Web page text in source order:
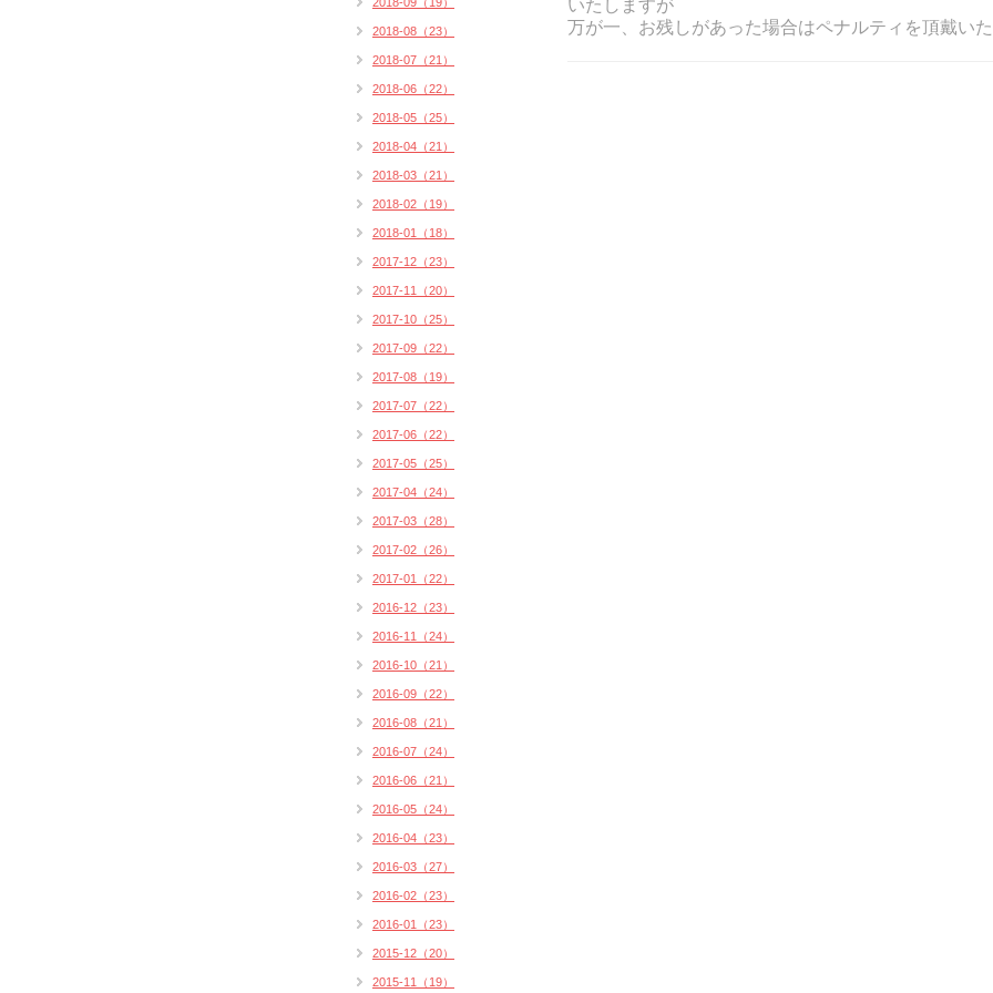
いたしますが
万が一、お残しがあった場合はペナルティを頂戴い
2018-08（23）
2018-07（21）
2018-06（22）
2018-05（25）
2018-04（21）
2018-03（21）
2018-02（19）
2018-01（18）
2017-12（23）
2017-11（20）
2017-10（25）
2017-09（22）
2017-08（19）
2017-07（22）
2017-06（22）
2017-05（25）
2017-04（24）
2017-03（28）
2017-02（26）
2017-01（22）
2016-12（23）
2016-11（24）
2016-10（21）
2016-09（22）
2016-08（21）
2016-07（24）
2016-06（21）
2016-05（24）
2016-04（23）
2016-03（27）
2016-02（23）
2016-01（23）
2015-12（20）
2015-11（19）